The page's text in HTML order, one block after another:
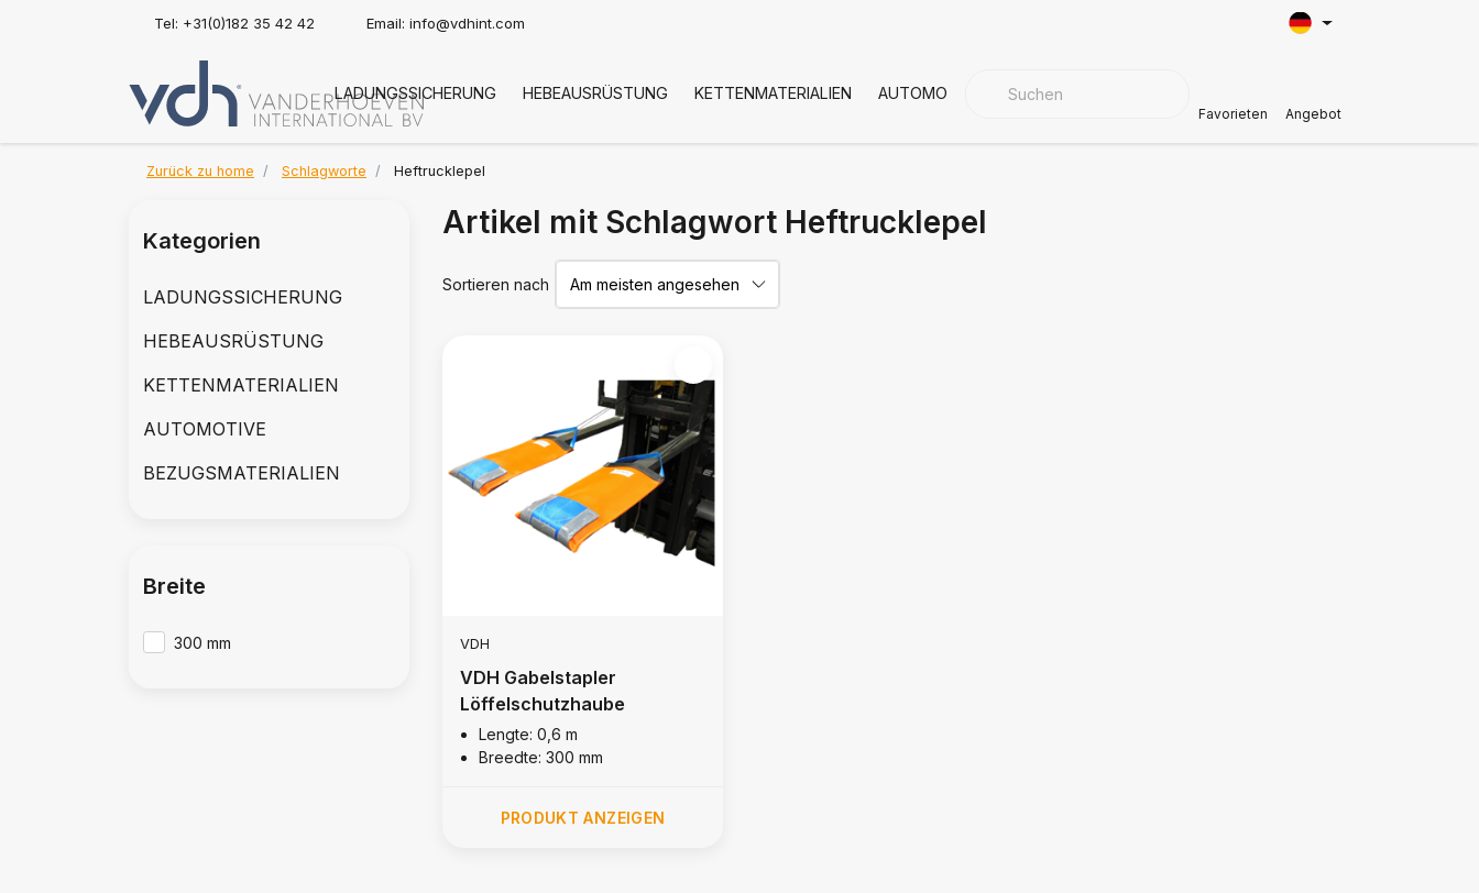
Tel: +31(0)182 35 42 42 Email: info@vdhint.com
LADUNGSSICHERUNG HEBEAUSRÜSTUNG KETTENMATERIALIEN AUTOMOTIVE BEZUGSMATERIALIEN
Favorieten Angebot
Zurück zu home Schlagworte Heftrucklepel
Artikel mit Schlagwort Heftrucklepel
Sortieren nach
VDH
VDH Gabelstapler
Löffelschutzhaube
Lengte: 0,6 m
Breedte: 300 mm
PRODUKT ANZEIGEN
Kategorien
LADUNGSSICHERUNG
HEBEAUSRÜSTUNG
KETTENMATERIALIEN
AUTOMOTIVE
BEZUGSMATERIALIEN
Breite
300 mm